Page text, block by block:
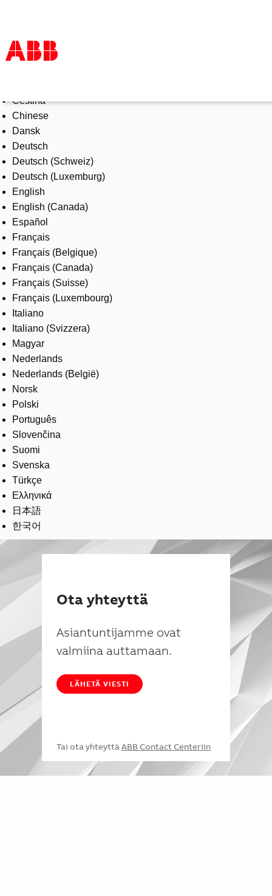
Tuotteet ja järjestelmät
Toimialat
Palvelut
ABB lyhyesti
Mistä ostaa
Ota yhteyttä
ABB-uralle
Čeština
Chinese
Dansk
Deutsch
Deutsch (Schweiz)
Deutsch (Luxemburg)
English
English (Canada)
Español
Français
Français (Belgique)
Français (Canada)
Français (Suisse)
Français (Luxembourg)
Italiano
Italiano (Svizzera)
Magyar
Nederlands
Nederlands (België)
Norsk
Polski
Português
Slovenčina
Suomi
Svenska
Türkçe
Ελληνικά
日本語
한국어
Ota yhteyttä
Asiantuntijamme ovat
valmiina auttamaan.
LÄHETÄ VIESTI
Tai ota yhteyttäABB Contact Centeriin